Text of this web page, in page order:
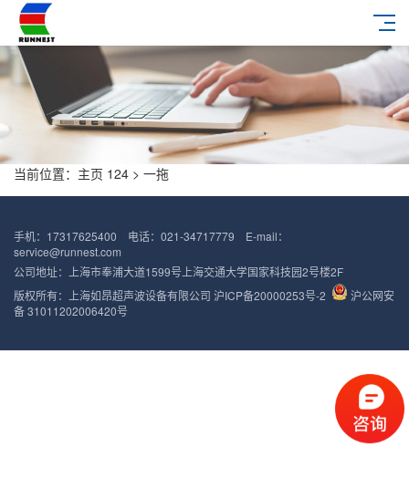
当前位置： 主页 124 > 一拖
手机：17317625400 电话：021-34717779 E-mail：
service@runnest.com
公司地址：上海市奉浦大道1599号上海交通大学国家科技园2号楼2F
版权所有：上海如昂超声波设备有限公司 沪ICP备20000253号-2
沪公网安
备 31011202006420号